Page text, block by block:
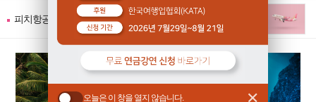
피치항공, 자사 귀책 지연·결항 시 숙박·교통비 보상제 도입
오늘은 이 창을 열지 않습니다. ✕